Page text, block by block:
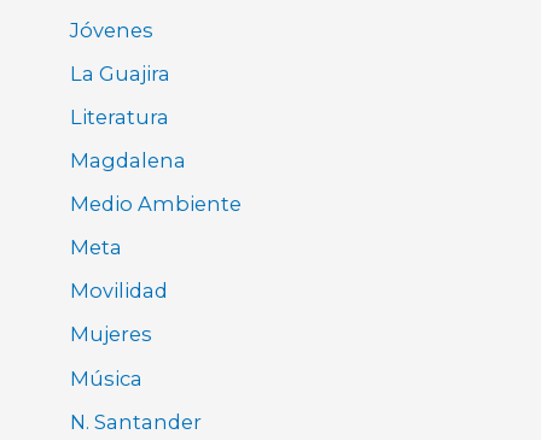
Jóvenes
La Guajira
Literatura
Magdalena
Medio Ambiente
Meta
Movilidad
Mujeres
Música
N. Santander